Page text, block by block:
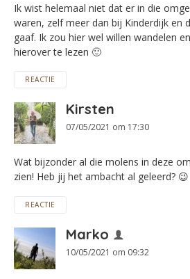
Ik wist helemaal niet dat er in die
waren, zelf meer dan bij Kinderdijk en
gaaf. Ik zou hier wel willen wandelen
hierover te lezen 🙂
REACTIE
Kirsten
07/05/2021 om 17:30
Wat bijzonder al die molens in deze
zien! Heb jij het ambacht al geleerd? 😉
REACTIE
Marko
10/05/2021 om 09:32